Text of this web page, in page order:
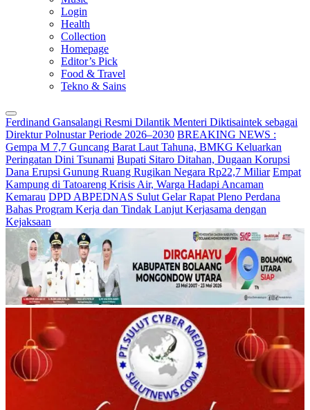
Login
Health
Collection
Homepage
Editor’s Pick
Food & Travel
Tekno & Sains
Ferdinand Gansalangi Resmi Dilantik Menteri Diktisaintek sebagai
Direktur Polnustar Periode 2026–2030 BREAKING NEWS :
Gempa M 7,7 Guncang Barat Laut Tahuna, BMKG Keluarkan
Peringatan Dini Tsunami Bupati Sitaro Ditahan, Dugaan Korupsi
Dana Erupsi Gunung Ruang Rugikan Negara Rp22,7 Miliar Empat
Kampung di Tatoareng Krisis Air, Warga Hadapi Ancaman
Kemarau DPD ABPEDNAS Sulut Gelar Rapat Pleno Perdana
Bahas Program Kerja dan Tindak Lanjut Kerjasama dengan
Kejaksaan